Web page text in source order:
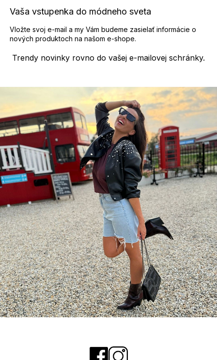
Trendy novinky rovno do vašej e-mailovej schránky.
Vaša vstupenka do módneho sveta
Vložte svoj e-mail a my Vám budeme zasielať informácie o
nových produktoch na našom e-shope.